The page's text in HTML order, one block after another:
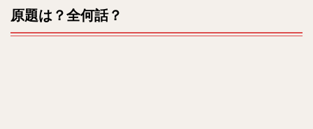
原題は？全何話？